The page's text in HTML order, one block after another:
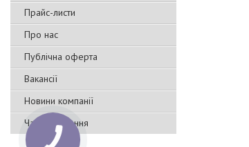
Прайс-листи
Про нас
Публічна оферта
Вакансії
Новини компанії
Часті запитання